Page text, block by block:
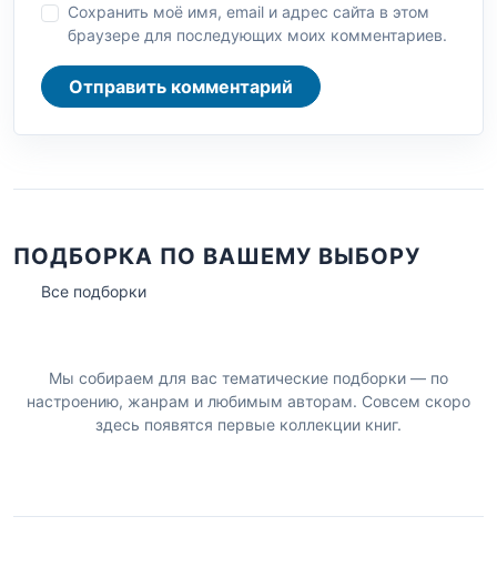
Сохранить моё имя, email и адрес сайта в этом
браузере для последующих моих комментариев.
Отправить комментарий
ПОДБОРКА ПО ВАШЕМУ ВЫБОРУ
Все подборки
Мы собираем для вас тематические подборки — по
настроению, жанрам и любимым авторам. Совсем скоро
здесь появятся первые коллекции книг.